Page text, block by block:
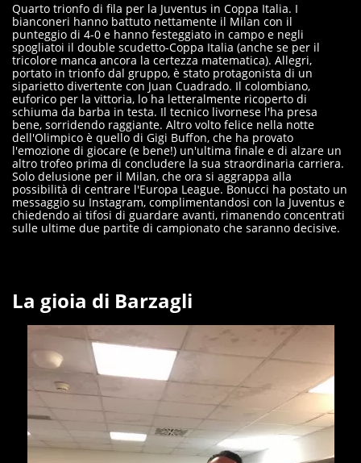
Quarto trionfo di fila per la Juventus in Coppa Italia. I
bianconeri hanno battuto nettamente il Milan con il
punteggio di 4-0 e hanno festeggiato in campo e negli
spogliatoi il double scudetto-Coppa Italia (anche se per il
tricolore manca ancora la certezza matematica). Allegri,
portato in trionfo dal gruppo, è stato protagonista di un
siparietto divertente con Juan Cuadrado. Il colombiano,
euforico per la vittoria, lo ha letteralmente ricoperto di
schiuma da barba in testa. Il tecnico livornese l'ha presa
bene, sorridendo raggiante. Altro volto felice nella notte
dell'Olimpico è quello di Gigi Buffon, che ha provato
l'emozione di giocare (e bene!) un'ultima finale e di alzare un
altro trofeo prima di concludere la sua straordinaria carriera.
Solo delusione per il Milan, che ora si aggrappa alla
possibilità di centrare l'Europa League. Bonucci ha postato un
messaggio su Instagram, complimentandosi con la Juventus e
chiedendo ai tifosi di guardare avanti, rimanendo concentrati
sulle ultime due partite di campionato che saranno decisive.
La gioia di Barzagli